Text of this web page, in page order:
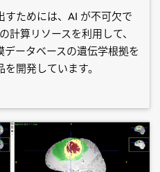
すためには、AI が不可欠で
計算リソースを利用して、
ータベースの遺伝学根拠を
開発しています。